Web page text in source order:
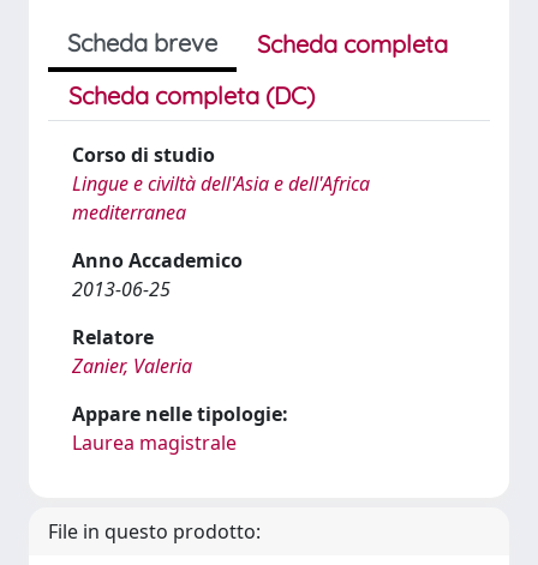
Scheda breve
Scheda completa
Scheda completa (DC)
Corso di studio
Lingue e civiltà dell'Asia e dell'Africa
mediterranea
Anno Accademico
2013-06-25
Relatore
Zanier, Valeria
Appare nelle tipologie:
Laurea magistrale
File in questo prodotto: